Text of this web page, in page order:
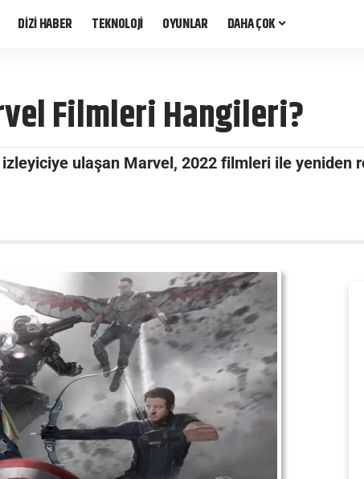
DİZİ HABER TEKNOLOJİ OYUNLAR DAHA ÇOK
Filmleri Hangileri?
ulaşan Marvel, 2022 filmleri ile yeniden